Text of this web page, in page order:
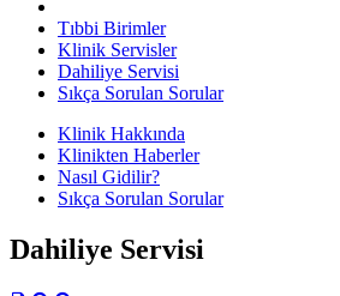
Tıbbi Birimler
Klinik Servisler
Dahiliye Servisi
Sıkça Sorulan Sorular
Klinik Hakkında
Klinikten Haberler
Nasıl Gidilir?
Sıkça Sorulan Sorular
Dahiliye Servisi